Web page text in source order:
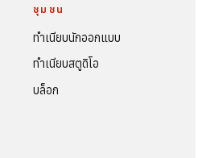
ชุมชน
ทำเนียบนักออกแบบ
ทำเนียบสตูดิโอ
บล็อก